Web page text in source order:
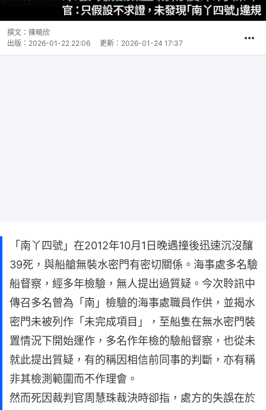
撰文： 陳曉欣
出版： 2026-01-22 22:06 更新： 2026-01-24 17:37
「南丫四號」在2012年10月1日晚遇撞後迅速沉沒釀
39死，與船艙無裝水密門有密切關係。海事處多名驗
船督察，經多年檢驗，無人提出過質疑。今次聆訊中
傳召多名曾為「南」檢驗的海事處職員作供，並揭水
密門未被列作「未完成項目」，至船隻在無水密門裝
置情況下開始運作，多名作年檢的驗船督察，也從未
就此提出質疑，有的稱因相信前同事的判斷，亦有稱
非其檢測範圍而不作理會。
然而死因裁判官周慧珠裁決時卻指，處方的失誤在於